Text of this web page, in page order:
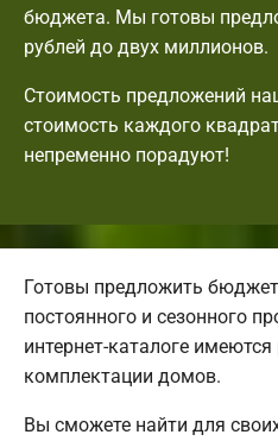
бюджета. Мы готовы
рублей до двух миллионов.
Стоимость предложений
стоимость каждого
непременно порадуют!
Готовы предложить
постоянного и сезонного
интернет-каталоге
комплектации домов.
Вы сможете найти для